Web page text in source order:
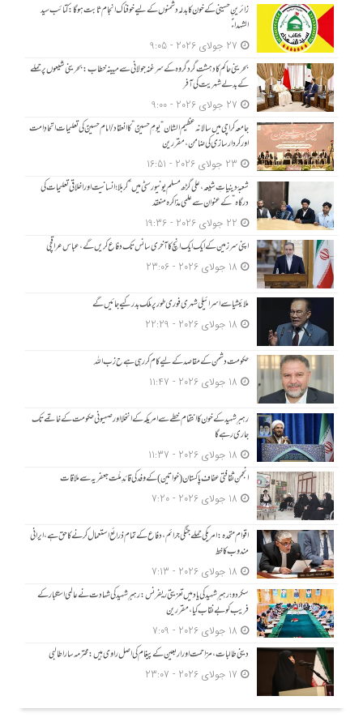
زائرینِ حسینی کے خون کا بدلہ دشمنوں کے لیے خوفناک انجام ثابت ہوگا: کتائب سید
الشہداءؑ
27 جولای 2026 - 9:05
بحرینی حاکم کا دہشت گرد گروہ کے سرغنہ جولانی سے مبینہ خطاب: بحرینی شیعوں پر حملے
کے بدلے شہریت کی آفر
27 جولای 2026 - 9:00
جامعہ کراچی میں سالانہ عظیم الشان “یومِ حسینؑ” کا انعقاد/امام حسینؑ کی تعلیمات اتحادِ امت
اور کردار سازی کی ضامن، مقررین
23 جولای 2026 - 16:51
شعبۂ دینیاتِ شیعہ، علی گڑھ مسلم یونیورسٹی میں “کربلا؛ انسانیت اور اخلاقی تعلیمات کی
درگاہ” کے عنوان سے علمی مذاکرہ منعقد
22 جولای 2026 - 19:36
اپنی سرزمین کے ایک ایک انچ کا آخری سانس تک دفاع کریں گے، عباس عراقچی
18 جولای 2026 - 23:06
ملائیشیا سے اسرائیلی شہری فوری طور پر ملک بدر کیے جائیں گے
18 جولای 2026 - 22:29
حکومت دشمن کے مقاصد کے لیے کام کر رہی ہے ح زب ا للہ
18 جولای 2026 - 11:47
رہبرِ شہید کے خون کا انتقام خطے سے امریکہ کے انخلا اور صہیونی حکومت کے خاتمے تک
جاری رہے گا
18 جولای 2026 - 11:37
انجمنِ ثقافتی عفاف پاکستان (خواتین) کے وفد کی قائدِ ملّت جعفریہ سے ملاقات
18 جولای 2026 - 7:20
اقوام متحدہ: امریکی حملے جنگی جرائم، دفاع کے تمام ذرائع استعمال کرنے کا حق ہے، ایرانی
مندوب کا خط
18 جولای 2026 - 7:13
سکردو؛ رہبرِ شہید کی یاد میں تعزیتی ریفرنس: رہبرِ شہید کی شہادت نے عالمی استکبار کے
فریب کو بے نقاب کیا، مقررین
18 جولای 2026 - 7:09
دینی طالبات، مزاحمت اور اربعین کے پیغام کی اصل راوی ہیں: محترمہ سارا طالبی
17 جولای 2026 - 23:07